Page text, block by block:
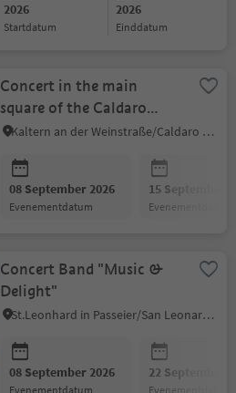
2026
startdatum
2026
einddatum
Concert in the main
square of the Caldaro
Music Band
Kaltern an der Weinstraße/Caldaro sulla Strada del Vino, Alto Adige Wine Road
08 September 2026
evenementdatum
15 September
evenementdatum
Concert Band "Music &
Delight"
St.Leonhard in Passeier/San Leonardo in Passiria, Meran/Merano and environs
08 September 2026
evenementdatum
22 September
evenementdatum